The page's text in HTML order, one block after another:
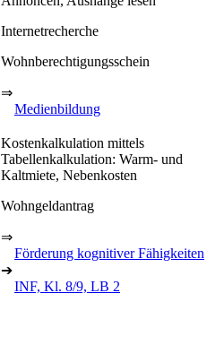
Internetrecherche
Wohnberechtigungsschein
⇒
Medienbildung
Kostenkalkulation mittels
Tabellenkalkulation: Warm- und
Kaltmiete, Nebenkosten
Wohngeldantrag
⇒
Förderung kognitiver Fähigkeiten
➔
INF, Kl. 8/9, LB 2